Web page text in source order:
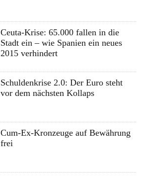
Ceuta-Krise: 65.000 fallen in die
Stadt ein – wie Spanien ein neues
2015 verhindert
Schuldenkrise 2.0: Der Euro steht
vor dem nächsten Kollaps
Cum-Ex-Kronzeuge auf Bewährung
frei